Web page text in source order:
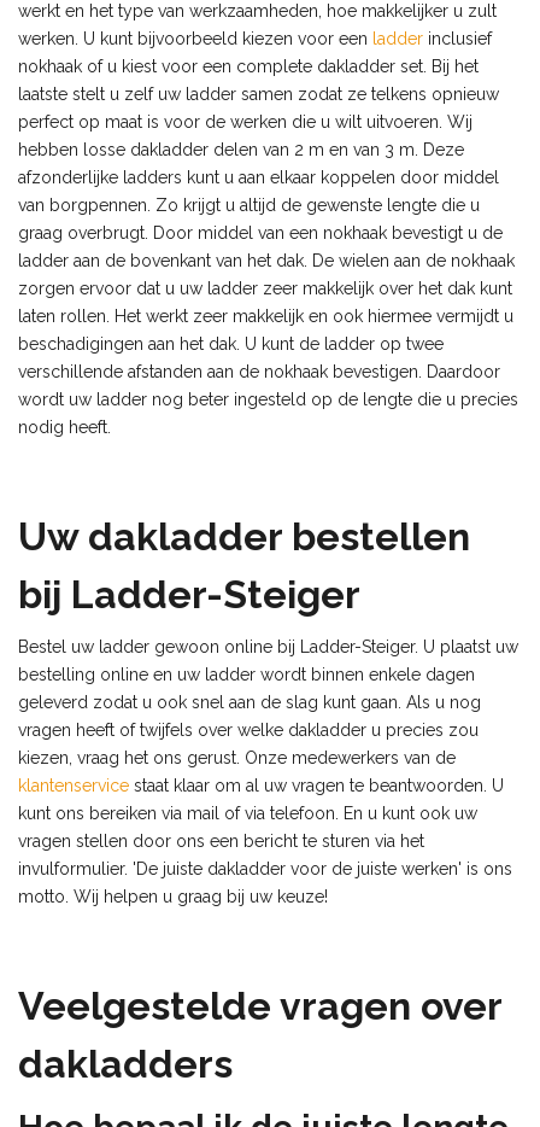
werkt en het type van werkzaamheden, hoe makkelijker u zult
werken. U kunt bijvoorbeeld kiezen voor een ladder inclusief
nokhaak of u kiest voor een complete dakladder set. Bij het
laatste stelt u zelf uw ladder samen zodat ze telkens opnieuw
perfect op maat is voor de werken die u wilt uitvoeren. Wij
hebben losse dakladder delen van 2 m en van 3 m. Deze
afzonderlijke ladders kunt u aan elkaar koppelen door middel
van borgpennen. Zo krijgt u altijd de gewenste lengte die u
graag overbrugt. Door middel van een nokhaak bevestigt u de
ladder aan de bovenkant van het dak. De wielen aan de nokhaak
zorgen ervoor dat u uw ladder zeer makkelijk over het dak kunt
laten rollen. Het werkt zeer makkelijk en ook hiermee vermijdt u
beschadigingen aan het dak. U kunt de ladder op twee
verschillende afstanden aan de nokhaak bevestigen. Daardoor
wordt uw ladder nog beter ingesteld op de lengte die u precies
nodig heeft.
Uw dakladder bestellen
bij Ladder-Steiger
Bestel uw ladder gewoon online bij Ladder-Steiger. U plaatst uw
bestelling online en uw ladder wordt binnen enkele dagen
geleverd zodat u ook snel aan de slag kunt gaan. Als u nog
vragen heeft of twijfels over welke dakladder u precies zou
kiezen, vraag het ons gerust. Onze medewerkers van de
klantenservice staat klaar om al uw vragen te beantwoorden. U
kunt ons bereiken via mail of via telefoon. En u kunt ook uw
vragen stellen door ons een bericht te sturen via het
invulformulier. 'De juiste dakladder voor de juiste werken' is ons
motto. Wij helpen u graag bij uw keuze!
Veelgestelde vragen over
dakladders